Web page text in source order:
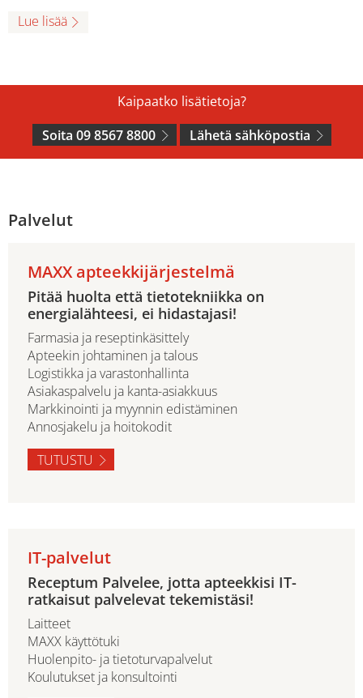
Lue lisää
Kaipaatko lisätietoja?
Soita 09 8567 8800
Lähetä sähköpostia
Palvelut
MAXX apteekkijärjestelmä
Pitää huolta että tietotekniikka on
energialähteesi, ei hidastajasi!
Farmasia ja reseptinkäsittely
Apteekin johtaminen ja talous
Logistikka ja varastonhallinta
Asiakaspalvelu ja kanta-asiakkuus
Markkinointi ja myynnin edistäminen
Annosjakelu ja hoitokodit
TUTUSTU
IT-palvelut
Receptum Palvelee, jotta apteekkisi IT-
ratkaisut palvelevat tekemistäsi!
Laitteet
MAXX käyttötuki
Huolenpito- ja tietoturvapalvelut
Koulutukset ja konsultointi